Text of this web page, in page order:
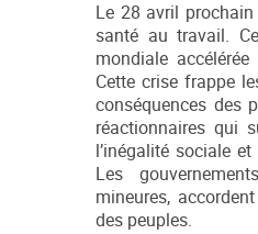
Le 28 avril
santé au travail.
mondiale
Cette crise frappe
conséquences des
réactionnaires qui
l’inégalité sociale
Les
mineures,
des peuples.